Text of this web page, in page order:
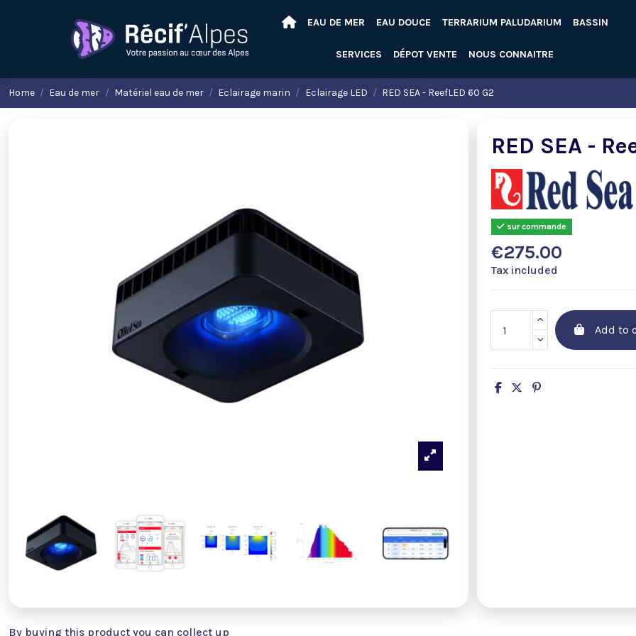
EAU DE MER EAU DOUCE TERRARIUM PALUDARIUM BASSIN
SERVICES DÉPOT VENTE NOUS CONNAITRE
Home Eau de mer Matériel eau de mer Eclairage marin Eclairage LED RED SEA - ReefLED 60 G2
RED SEA -
sur commande
€275.00
Tax included
Add to
By buying this product you can collect up